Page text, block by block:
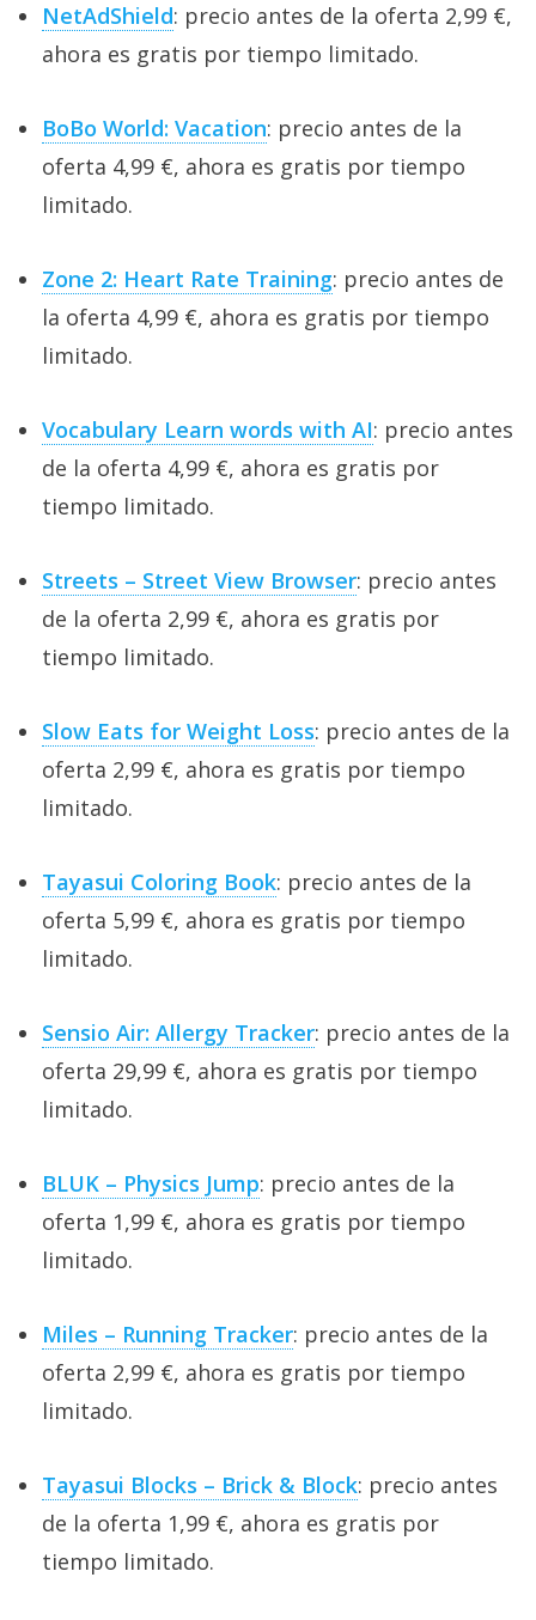
NetAdShield: precio antes de la oferta 2,99 €,
ahora es gratis por tiempo limitado.
BoBo World: Vacation: precio antes de la
oferta 4,99 €, ahora es gratis por tiempo
limitado.
Zone 2: Heart Rate Training: precio antes de
la oferta 4,99 €, ahora es gratis por tiempo
limitado.
Vocabulary Learn words with AI: precio antes
de la oferta 4,99 €, ahora es gratis por
tiempo limitado.
Streets – Street View Browser: precio antes
de la oferta 2,99 €, ahora es gratis por
tiempo limitado.
Slow Eats for Weight Loss: precio antes de la
oferta 2,99 €, ahora es gratis por tiempo
limitado.
Tayasui Coloring Book: precio antes de la
oferta 5,99 €, ahora es gratis por tiempo
limitado.
Sensio Air: Allergy Tracker: precio antes de la
oferta 29,99 €, ahora es gratis por tiempo
limitado.
BLUK – Physics Jump: precio antes de la
oferta 1,99 €, ahora es gratis por tiempo
limitado.
Miles – Running Tracker: precio antes de la
oferta 2,99 €, ahora es gratis por tiempo
limitado.
Tayasui Blocks – Brick & Block: precio antes
de la oferta 1,99 €, ahora es gratis por
tiempo limitado.